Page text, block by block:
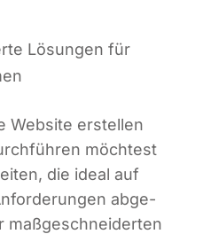
Lösun­gen für
Web­site erstel­len
möch­test
die ide­al auf
abge­
maß­ge­schnei­der­ten